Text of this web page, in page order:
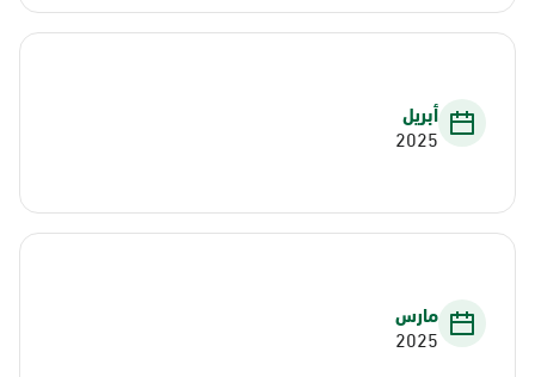
أبريل
2025
مارس
2025